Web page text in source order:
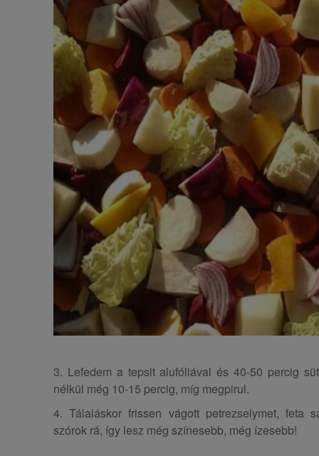
3. Lefedem a tepsit alufóliával és 40-50 percig
nélkül még 10-15 percig, míg megpirul.
4. Tálaláskor frissen vágott petrezselymet, feta
szórok rá, így lesz még színesebb, még ízesebb!